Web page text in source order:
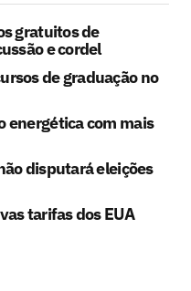
gratuitos de
e cordel
de graduação no
energética com mais
disputará eleições
tarifas dos EUA